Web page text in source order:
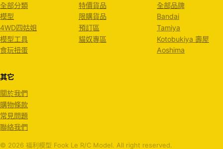
全部分類
模型
4WD四姑姐
模型工具
食玩扭蛋
特價貨品
限購貨品
預訂區
貓奴專區
全部品牌
Bandai
Tamiya
Kotobukiya 壽屋
Aoshima
其它
關於我們
購物條款
常見問題
聯絡我們
© 2026 福利模型 Fook Le R/C Model. All right reserved.